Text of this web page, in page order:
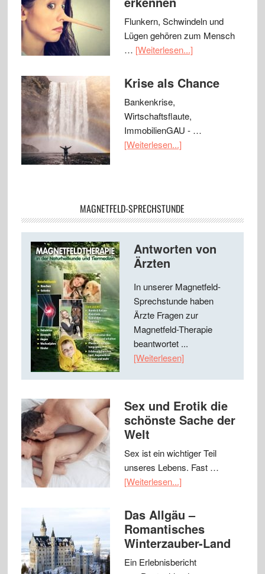
Flunkern, Schwindeln und
Lügen gehören zum Mensch
… [Weiterlesen...]
Krise als Chance
Bankenkrise,
Wirtschaftsflaute,
ImmobilienGAU - …
[Weiterlesen...]
MAGNETFELD-SPRECHSTUNDE
Antworten von
Ärzten
In unserer Magnetfeld-
Sprechstunde haben
Ärzte Fragen zur
Magnetfeld-Therapie
beantwortet ...
[Weiterlesen]
Sex und Erotik die
schönste Sache der
Welt
Sex ist ein wichtiger Teil
unseres Lebens. Fast …
[Weiterlesen...]
Das Allgäu –
Romantisches
Winterzauber-Land
Ein Erlebnisbericht